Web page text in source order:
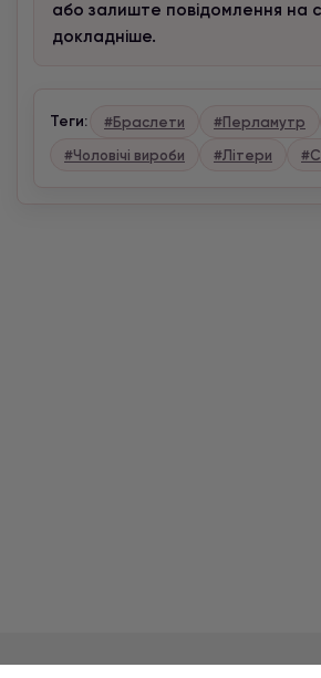
або залиште повідомлення на
докладніше.
Теги: #Браслети #Перламутр
#Чоловічі вироби
#Літери